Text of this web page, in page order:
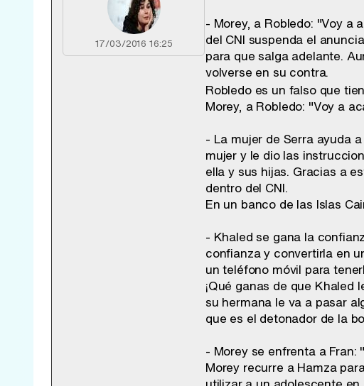
17/03/2016 16:25
- Morey, a Robledo: "Voy a
del CNI suspenda el
para que salga adelante.
volverse en su contra.
Robledo es un falso que
Morey, a Robledo: "Voy a
- La mujer de Serra ayuda
mujer y le dio las
ella y sus hijas. Gracias a
dentro del CNI.
En un banco de las Islas
- Khaled se gana la
confianza y convertirla en
un teléfono móvil para
¡Qué ganas de que
su hermana le va a pasar
que es el detonador de la
- Morey se enfrenta a
Morey recurre a Hamza